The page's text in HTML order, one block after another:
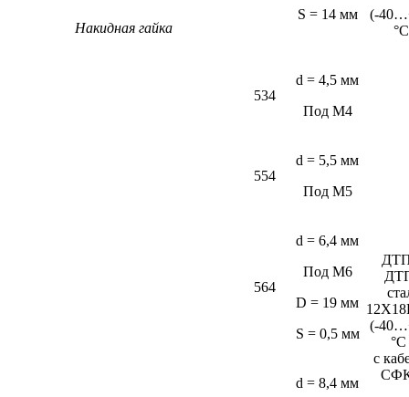
Накидная гайка
S = 14 мм
(-
534
d = 4,5 мм
Под М4
(-
°C
c
554
d = 5,5 мм
Под М5
564
d = 6,4 мм
Под М6
D = 19 мм
S = 0,5 мм
d = 8,4 мм